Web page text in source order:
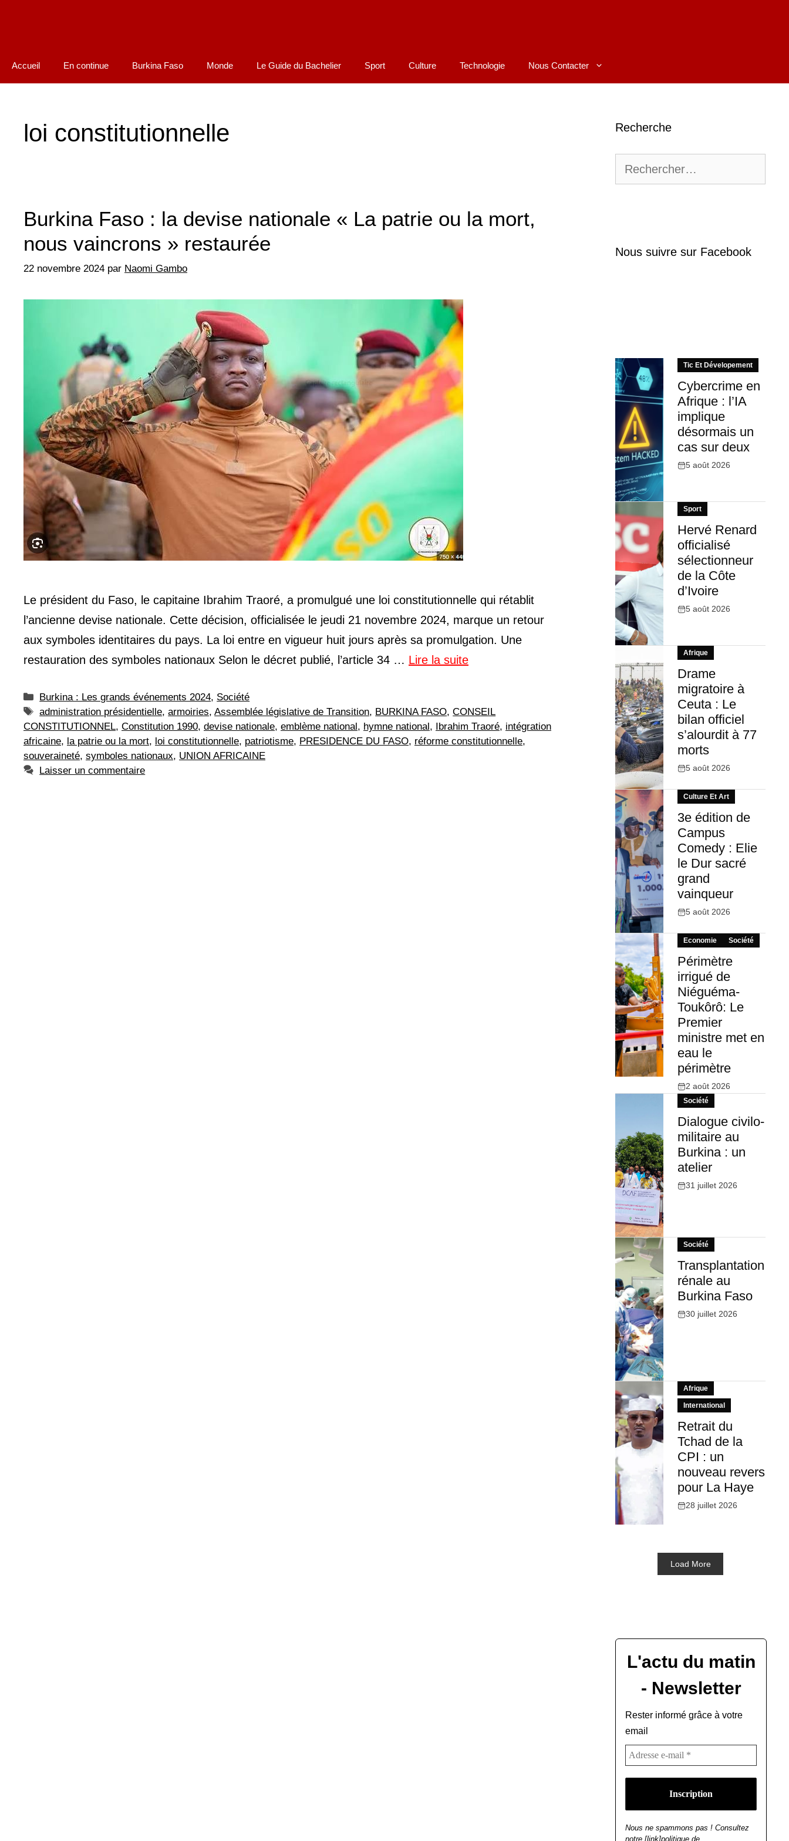
Accueil En continue Burkina Faso Monde Le Guide du Bachelier Sport Culture Technologie Nous Contacter
loi constitutionnelle
Burkina Faso : la devise nationale « La patrie ou la mort,
nous vaincrons » restaurée
22 novembre 2024 par Naomi Gambo
Le président du Faso, le capitaine Ibrahim Traoré, a promulgué une loi constitutionnelle qui rétablit
l’ancienne devise nationale. Cette décision, officialisée le jeudi 21 novembre 2024, marque un retour
aux symboles identitaires du pays. La loi entre en vigueur huit jours après sa promulgation. Une
restauration des symboles nationaux Selon le décret publié, l’article 34 … Lire la suite
Catégories
Burkina : Les grands événements 2024, Société
Étiquettes
administration présidentielle,armoiries,Assemblée législative de Transition, BURKINA FASO,CONSEIL
CONSTITUTIONNEL, Constitution 1990, devise nationale, emblème national, hymne national, Ibrahim Traoré, intégration
africaine, la patrie ou la mort, loi constitutionnelle, patriotisme, PRESIDENCE DU FASO, réforme constitutionnelle,
souveraineté, symboles nationaux, UNION AFRICAINE
Laisser un commentaire
Recherche
Nous suivre sur Facebook
Tic Et Dévelopement
Cybercrime en
Afrique : l’IA
implique
désormais un
cas sur deux
5 août 2026
Sport
Hervé Renard
officialisé
sélectionneur
de la Côte
d’Ivoire
5 août 2026
Afrique
Drame
migratoire à
Ceuta : Le
bilan officiel
s’alourdit à 77
morts
5 août 2026
Culture Et Art
3e édition de
Campus
Comedy : Elie
le Dur sacré
grand
vainqueur
5 août 2026
Economie Société
Périmètre
irrigué de
Niéguéma-
Toukôrô: Le
Premier
ministre met en
eau le
périmètre
2 août 2026
Société
Dialogue civilo-
militaire au
Burkina : un
atelier
31 juillet 2026
Société
Transplantation
rénale au
Burkina Faso
30 juillet 2026
Afrique
International
Retrait du
Tchad de la
CPI : un
nouveau revers
pour La Haye
28 juillet 2026
Load More
L'actu du matin
- Newsletter
Rester informé grâce à votre
email
Nous ne spammons pas ! Consultez
notre [link]politique de